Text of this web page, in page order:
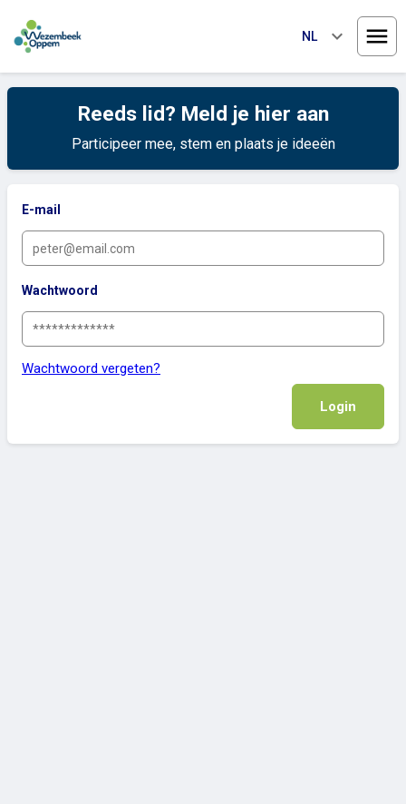
NL keyboard_arrow_down
Reeds lid? Meld je hier aan
Participeer mee, stem en plaats je ideeën
E-mail
Wachtwoord
Wachtwoord vergeten?
Login